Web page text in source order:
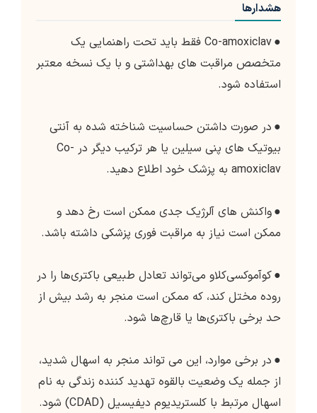
هشدارها
●
Co-amoxiclav فقط باید تحت راهنمایی یک
متخصص مراقبت های بهداشتی و با یک نسخه معتبر
استفاده شود.
● در صورت داشتن حساسیت شناخته شده به آنتی
بیوتیک های پنی سیلین یا هر ترکیب دیگر در Co-
amoxiclav به پزشک خود اطلاع دهید.
●واکنش های آلرژیک جدی ممکن است رخ دهد و
ممکن است نیاز به مراقبت فوری پزشکی داشته باشد.
●کوآموکسی‌کلاو می‌تواند تعادل طبیعی باکتری‌ها را در
روده مختل کند، که ممکن است منجر به رشد بیش از
حد برخی باکتری‌ها یا قارچ‌ها شود.
● در برخی موارد، این می تواند منجر به اسهال شدید،
از جمله یک وضعیت بالقوه تهدید کننده زندگی به نام
اسهال مرتبط با کلستریدیوم دیفیسیل (CDAD) شود.